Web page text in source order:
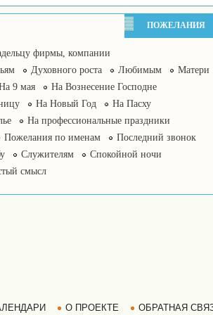
ПОЖЕЛАНИЯ
фирмы, компании
Духовного роста Любимым
Матери
9 мая
На Вознесение Господне
На Новый Год
На Пасху
На профессиональные праздники
Пожелания по именам
Последний звонок
Служителям
Спокойной ночи
смысл
О ПРОЕКТЕ ОБРАТНАЯ